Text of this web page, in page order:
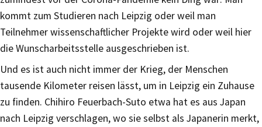
kommt zum Studieren nach Leipzig oder weil man
Teilnehmer wissenschaftlicher Projekte wird oder weil hier
die Wunscharbeitsstelle ausgeschrieben ist.
Und es ist auch nicht immer der Krieg, der Menschen
tausende Kilometer reisen lässt, um in Leipzig ein Zuhause
zu finden. Chihiro Feuerbach-Suto etwa hat es aus Japan
nach Leipzig verschlagen, wo sie selbst als Japanerin merkt,